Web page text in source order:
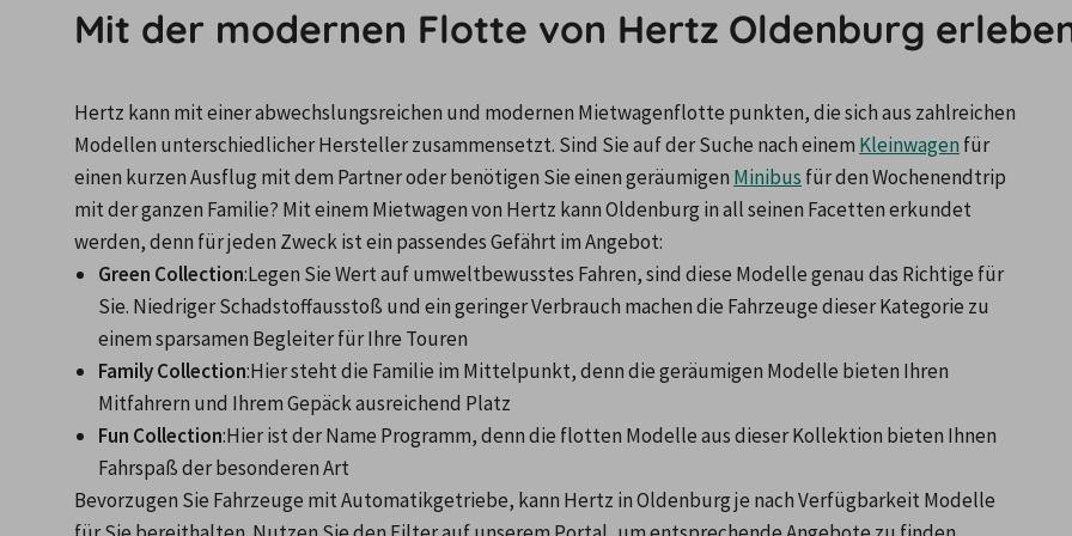
Mit der modernen Flotte von Hertz Oldenburg
Hertz kann mit einer abwechslungsreichen und modernen Mietwagenflotte punkten, die sich aus zahlreichen
Modellen unterschiedlicher Hersteller zusammensetzt. Sind Sie auf der Suche nach einem Kleinwagen für
einen kurzen Ausflug mit dem Partner oder benötigen Sie einen geräumigen Minibus für den Wochenendtrip
mit der ganzen Familie? Mit einem Mietwagen von Hertz kann Oldenburg in all seinen Facetten erkundet
werden, denn für jeden Zweck ist ein passendes Gefährt im Angebot:
Green Collection:Legen Sie Wert auf umweltbewusstes Fahren, sind diese Modelle genau das Richtige für
Sie. Niedriger Schadstoffausstoß und ein geringer Verbrauch machen die Fahrzeuge dieser Kategorie zu
einem sparsamen Begleiter für Ihre Touren
Family Collection:Hier steht die Familie im Mittelpunkt, denn die geräumigen Modelle bieten Ihren
Mitfahrern und Ihrem Gepäck ausreichend Platz
Fun Collection:Hier ist der Name Programm, denn die flotten Modelle aus dieser Kollektion bieten Ihnen
Fahrspaß der besonderen Art
Bevorzugen Sie Fahrzeuge mit Automatikgetriebe, kann Hertz in Oldenburg je nach Verfügbarkeit Modelle